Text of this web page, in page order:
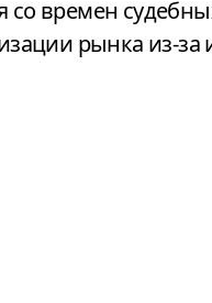
времен
рынка из-за